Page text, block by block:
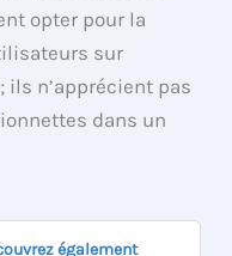
opter pour la
sur
ils n’apprécient pas
dans un
également